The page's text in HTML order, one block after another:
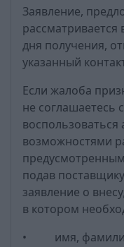
Заявление,
рассматривается
дня получения,
указанный
Если жалоба
не соглашаетесь
возможностями
подав
заявление о
в котором
• имя,